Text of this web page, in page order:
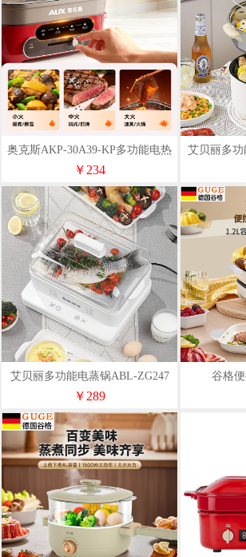
奥克斯AKP-30A39-KP多功能电热
锅
￥234
艾贝丽多
艾贝丽多功能电蒸锅ABL-ZG247
￥289
谷格